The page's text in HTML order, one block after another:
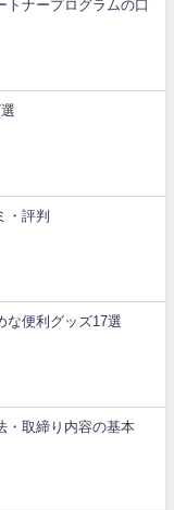
トナープログラムの口
・評判
な便利グッズ17選
・取締り内容の基本